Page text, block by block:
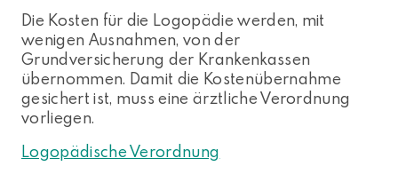
Die Kosten für die Logopädie werden, mit
wenigen Ausnahmen, von der
Grundversicherung der Krankenkassen
übernommen. Damit die Kostenübernahme
gesichert ist, muss eine ärztliche Verordnung
vorliegen.
Logopädische Verordnung